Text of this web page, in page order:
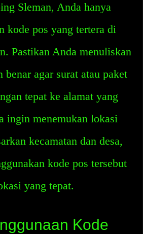
Sleman, Anda hanya
kode pos yang tertera di
Pastikan Anda menuliskan
benar agar surat atau paket
tepat ke alamat yang
ingin menemukan lokasi
kecamatan dan desa,
kode pos tersebut
yang tepat.
Kode